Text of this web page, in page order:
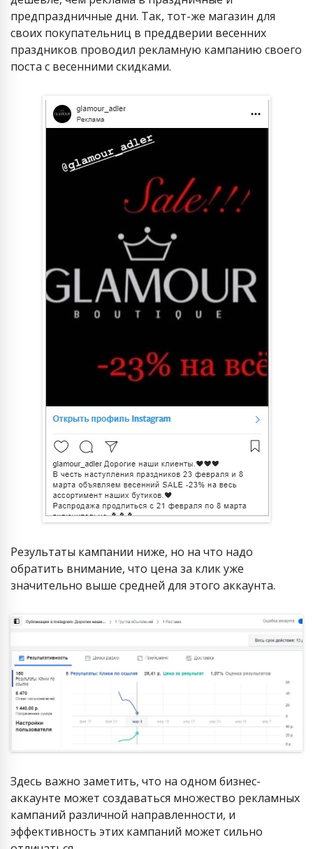
предпраздничные дни. Так, тот-же магазин для
своих покупательниц в преддверии весенних
праздников проводил рекламную кампанию своего
поста с весенними скидками.
Результаты кампании ниже, но на что надо
обратить внимание, что цена за клик уже
значительно выше средней для этого аккаунта.
Здесь важно заметить, что на одном бизнес-
аккаунте может создаваться множество рекламных
кампаний различной направленности, и
эффективность этих кампаний может сильно